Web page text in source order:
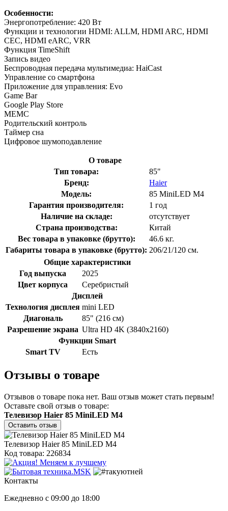
Особенности:
Энергопотребление: 420 Вт
Функции и технологии HDMI: ALLM, HDMI ARC, HDMI
CEC, HDMI eARC, VRR
Функция TimeShift
Запись видео
Беспроводная передача мультимедиа: HaiCast
Управление со смартфона
Приложение для управления: Evo
Game Bar
Google Play Store
MEMC
Родительский контроль
Таймер сна
Цифровое шумоподавление
О товаре
Тип товара:
85"
Бренд:
Haier
Модель:
85 MiniLED M4
Гарантия производителя:
1 год
Наличие на складе:
отсутствует
Страна производства:
Китай
Вес товара в упаковке (брутто):
46.6 кг.
Габариты товара в упаковке (брутто): 206/21/120 см.
Общие характеристики
Год выпуска
2025
Цвет корпуса
Серебристый
Дисплей
Технология дисплея mini LED
Диагональ
85" (216 см)
Разрешение экрана Ultra HD 4K (3840x2160)
Функции Smart
Smart TV
Есть
Отзывы о товаре
Отзывов о товаре пока нет. Ваш отзыв может стать первым!
Оставьте свой отзыв о товаре:
Телевизор Haier 85 MiniLED M4
Оставить отзыв
Телевизор Haier 85 MiniLED M4
Код товара: 226834
Контакты
Ежедневно с 09:00 до 18:00